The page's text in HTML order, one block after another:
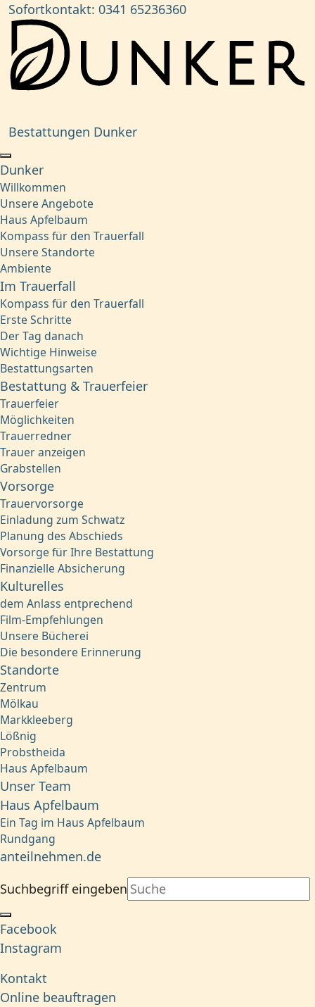
Sofortkontakt: 0341 65236360
Bestattungen Dunker
Dunker
Willkommen
Unsere Angebote
Haus Apfelbaum
Kompass für den Trauerfall
Unsere Standorte
Ambiente
Im Trauerfall
Kompass für den Trauerfall
Erste Schritte
Der Tag danach
Wichtige Hinweise
Bestattungsarten
Bestattung & Trauerfeier
Trauerfeier
Möglichkeiten
Trauerredner
Trauer anzeigen
Grabstellen
Vorsorge
Trauervorsorge
Einladung zum Schwatz
Planung des Abschieds
Vorsorge für Ihre Bestattung
Finanzielle Absicherung
Kulturelles
dem Anlass entprechend
Film-Empfehlungen
Unsere Bücherei
Die besondere Erinnerung
Standorte
Zentrum
Mölkau
Markkleeberg
Lößnig
Probstheida
Haus Apfelbaum
Unser Team
Haus Apfelbaum
Ein Tag im Haus Apfelbaum
Rundgang
anteilnehmen.de
Suchbegriff eingeben
Facebook
Instagram
Kontakt
Online beauftragen